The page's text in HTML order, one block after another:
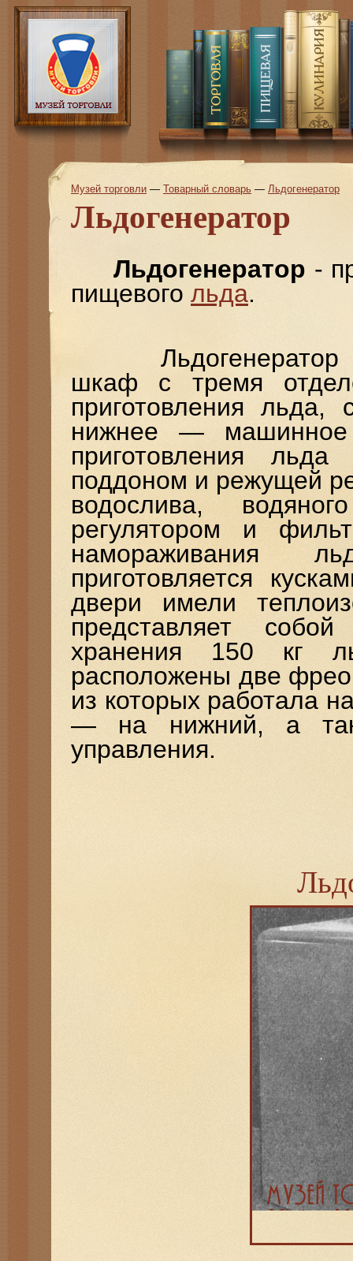
Музей торговли — Товарный словарь — Льдогенератор
Льдогенератор
Льдогенератор -
пищевого льда.
Льдогенератор
шкаф с тремя
приготовления
нижнее — машинное
приготовления
поддоном и режущей
водослива,
регулятором и
намораживания
приготовляется
двери имели
представляет
хранения 150 кг
расположены две
из которых работала
— на нижний, а
управления.